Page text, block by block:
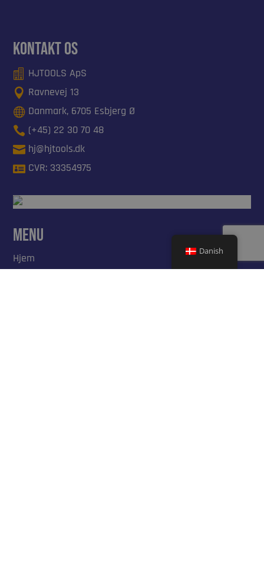
Kontakt os
 HJTOOLS ApS
 Ravnevej 13
 Danmark, 6705 Esbjerg Ø
 (+45) 22 30 70 48
 hj@hjtools.dk
 CVR: 33354975
Menu
Hjem
Danish